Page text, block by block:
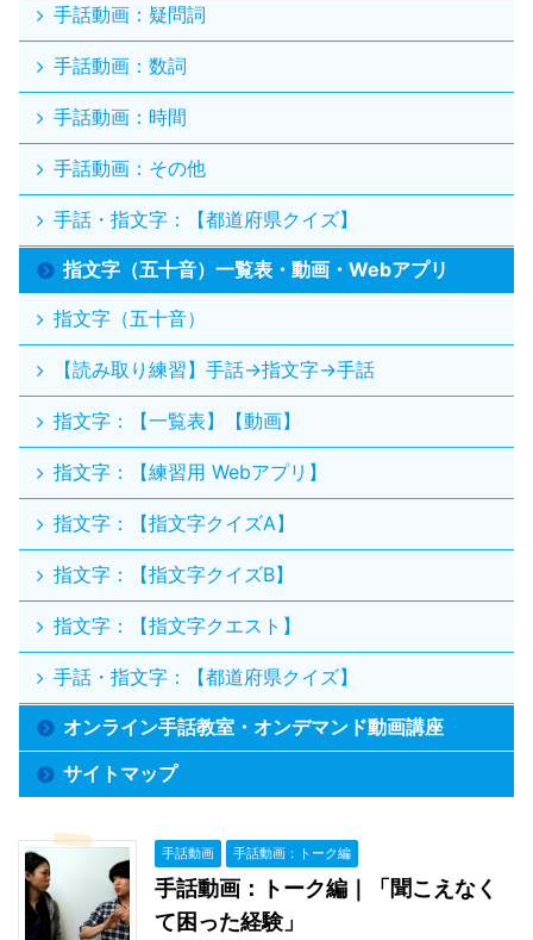
手話動画：疑問詞
手話動画：数詞
手話動画：時間
手話動画：その他
手話・指文字：【都道府県クイズ】
指文字（五十音）一覧表・動画・Webアプリ
指文字（五十音）
【読み取り練習】手話→指文字→手話
指文字：【一覧表】【動画】
指文字：【練習用 Webアプリ】
指文字：【指文字クイズA】
指文字：【指文字クイズB】
指文字：【指文字クエスト】
手話・指文字：【都道府県クイズ】
オンライン手話教室・オンデマンド動画講座
サイトマップ
手話動画 手話動画：トーク編
手話動画：トーク編｜「聞こえなく
て困った経験」